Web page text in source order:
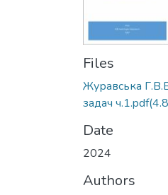
Files
Журавська
задач ч.1.pdf
Date
2024
Authors